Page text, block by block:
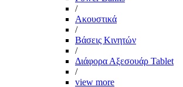
/
Ακουστικά
/
Βάσεις Κινητών
/
Διάφορα Αξεσουάρ Tablet
/
view more